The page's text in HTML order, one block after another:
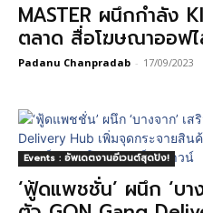
MASTER ผนึกกำลัง
ตลาด สื่อโฆษณาออฟไ
Padanu Chanpradab - 17/09/2023
Events : อัพเดตงานอีเวนต์สุดปัง!
‘ฟู้ดแพชชั่น’ ผนึก ‘บา